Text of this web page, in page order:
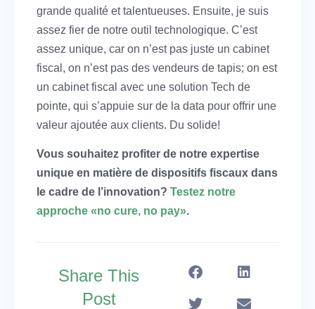
grande qualité et talentueuses. Ensuite, je suis
assez fier de notre outil technologique. C’est
assez unique, car on n’est pas juste un cabinet
fiscal, on n’est pas des vendeurs de tapis; on est
un cabinet fiscal avec une solution Tech de
pointe, qui s’appuie sur de la data pour offrir une
valeur ajoutée aux clients. Du solide!
Vous souhaitez profiter de notre expertise
unique en matière de dispositifs fiscaux dans
le cadre de l’innovation? Testez notre
approche «no cure, no pay».
Share This
Post